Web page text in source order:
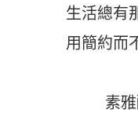
生活總有
用簡約而
素